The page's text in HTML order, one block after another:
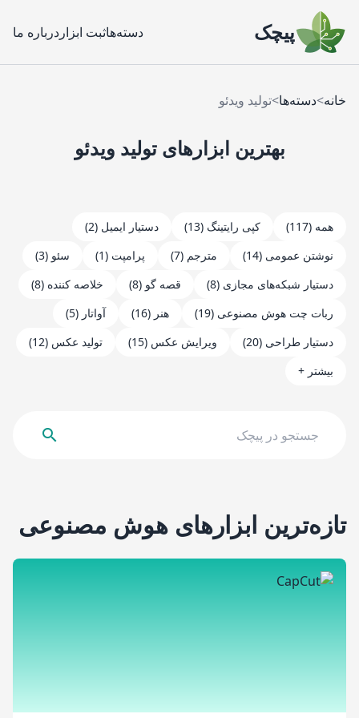
پیچک دسته‌هاثبت ابزار درباره ما
خانه>دسته‌ها>تولید ویدئو
بهترین ابزارهای تولید ویدئو
همه (117) کپی رایتینگ (13)
دستیار ایمیل (2)
نوشتن عمومی (14)
مترجم (7) پرامپت (1)
سئو (3)
دستیار شبکه‌های مجازی (8)
قصه گو (8)
خلاصه کننده (8)
ربات چت هوش مصنوعی (19)
هنر (16)
آواتار (5)
دستیار طراحی (20)
ویرایش عکس (15)
تولید عکس (12)
بیشتر +
تازه‌ترین ابزارهای هوش مصنوعی